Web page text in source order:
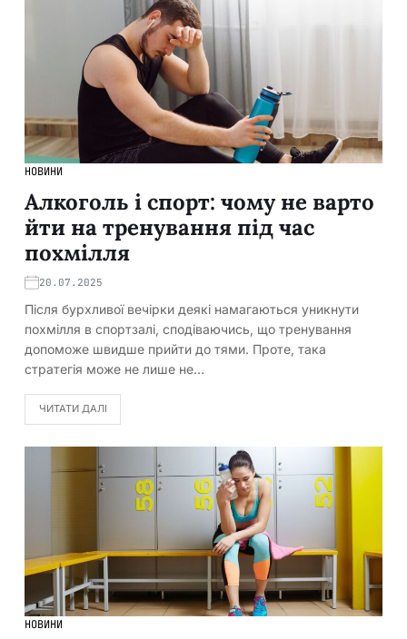
НОВИНИ
Алкоголь і спорт: чому не варто
йти на тренування під час
похмілля
20.07.2025
Після бурхливої вечірки деякі намагаються уникнути
похмілля в спортзалі, сподіваючись, що тренування
допоможе швидше прийти до тями. Проте, така
стратегія може не лише не…
ЧИТАТИ ДАЛІ
НОВИНИ